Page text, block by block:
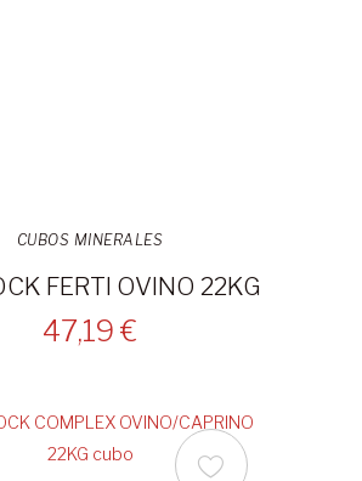
CUBOS MINERALES
FERTI OVINO 22KG
47,19 €